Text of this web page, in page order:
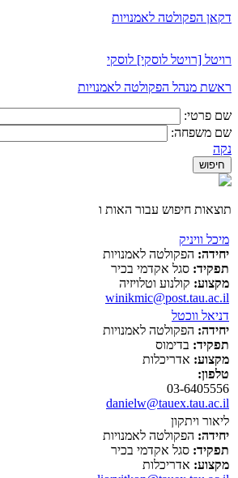
דקאן הפקולטה לאמנויות
רויטל [רויטל לוסקי] לוסקי
ראשת מנהל הפקולטה לאמנויות
שם פרטי:
שם משפחה:
נקה
תוצאות חיפוש עבור האות ו
מיכל וויניק
יחידה: הפקולטה לאמנויות
תפקיד: סגל אקדמי בכיר
מקצוע: קולנוע וטלויזיה
winikmic@post.tau.ac.il
דניאל ווכטל
יחידה: הפקולטה לאמנויות
תפקיד: בדימוס
מקצוע: אדריכלות
טלפון:
03-6405556
danielw@tauex.tau.ac.il
ליאור ויתקון
יחידה: הפקולטה לאמנויות
תפקיד: סגל אקדמי בכיר
מקצוע: אדריכלות